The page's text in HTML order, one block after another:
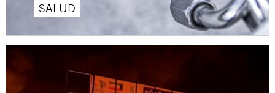
SALUD